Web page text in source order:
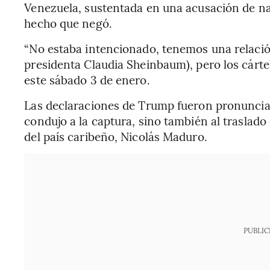
Venezuela, sustentada en una acusación de
hecho que negó.
“No estaba intencionado, tenemos una
presidenta Claudia Sheinbaum), pero los
este sábado 3 de enero.
Las declaraciones de Trump fueron
condujo a la captura, sino también al
del país caribeño, Nicolás Maduro.